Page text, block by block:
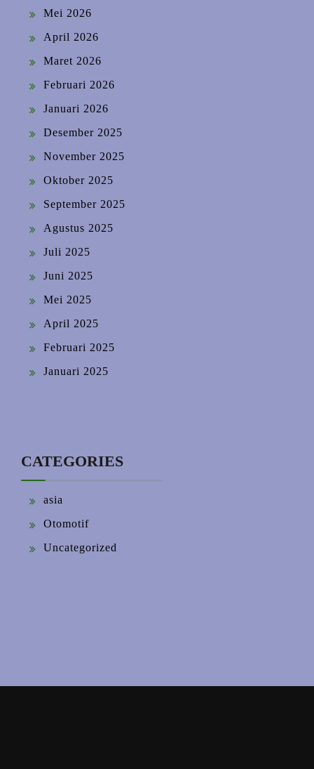
Mei 2026
April 2026
Maret 2026
Februari 2026
Januari 2026
Desember 2025
November 2025
Oktober 2025
September 2025
Agustus 2025
Juli 2025
Juni 2025
Mei 2025
April 2025
Februari 2025
Januari 2025
CATEGORIES
asia
Otomotif
Uncategorized